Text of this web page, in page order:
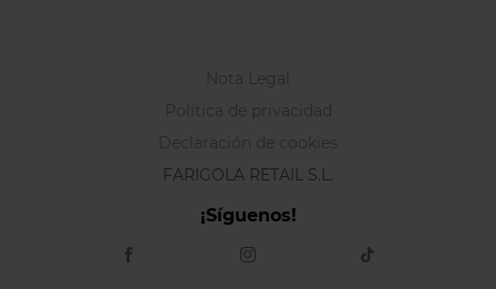
Nota Legal
Política de privacidad
Declaración de cookies
FARIGOLA RETAIL S.L.
¡Síguenos!